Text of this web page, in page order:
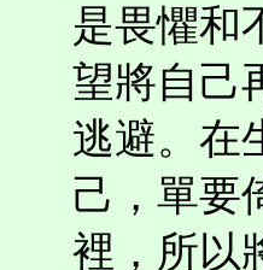
是畏懼和
望將自己
逃避。在
己，單要
裡，所以